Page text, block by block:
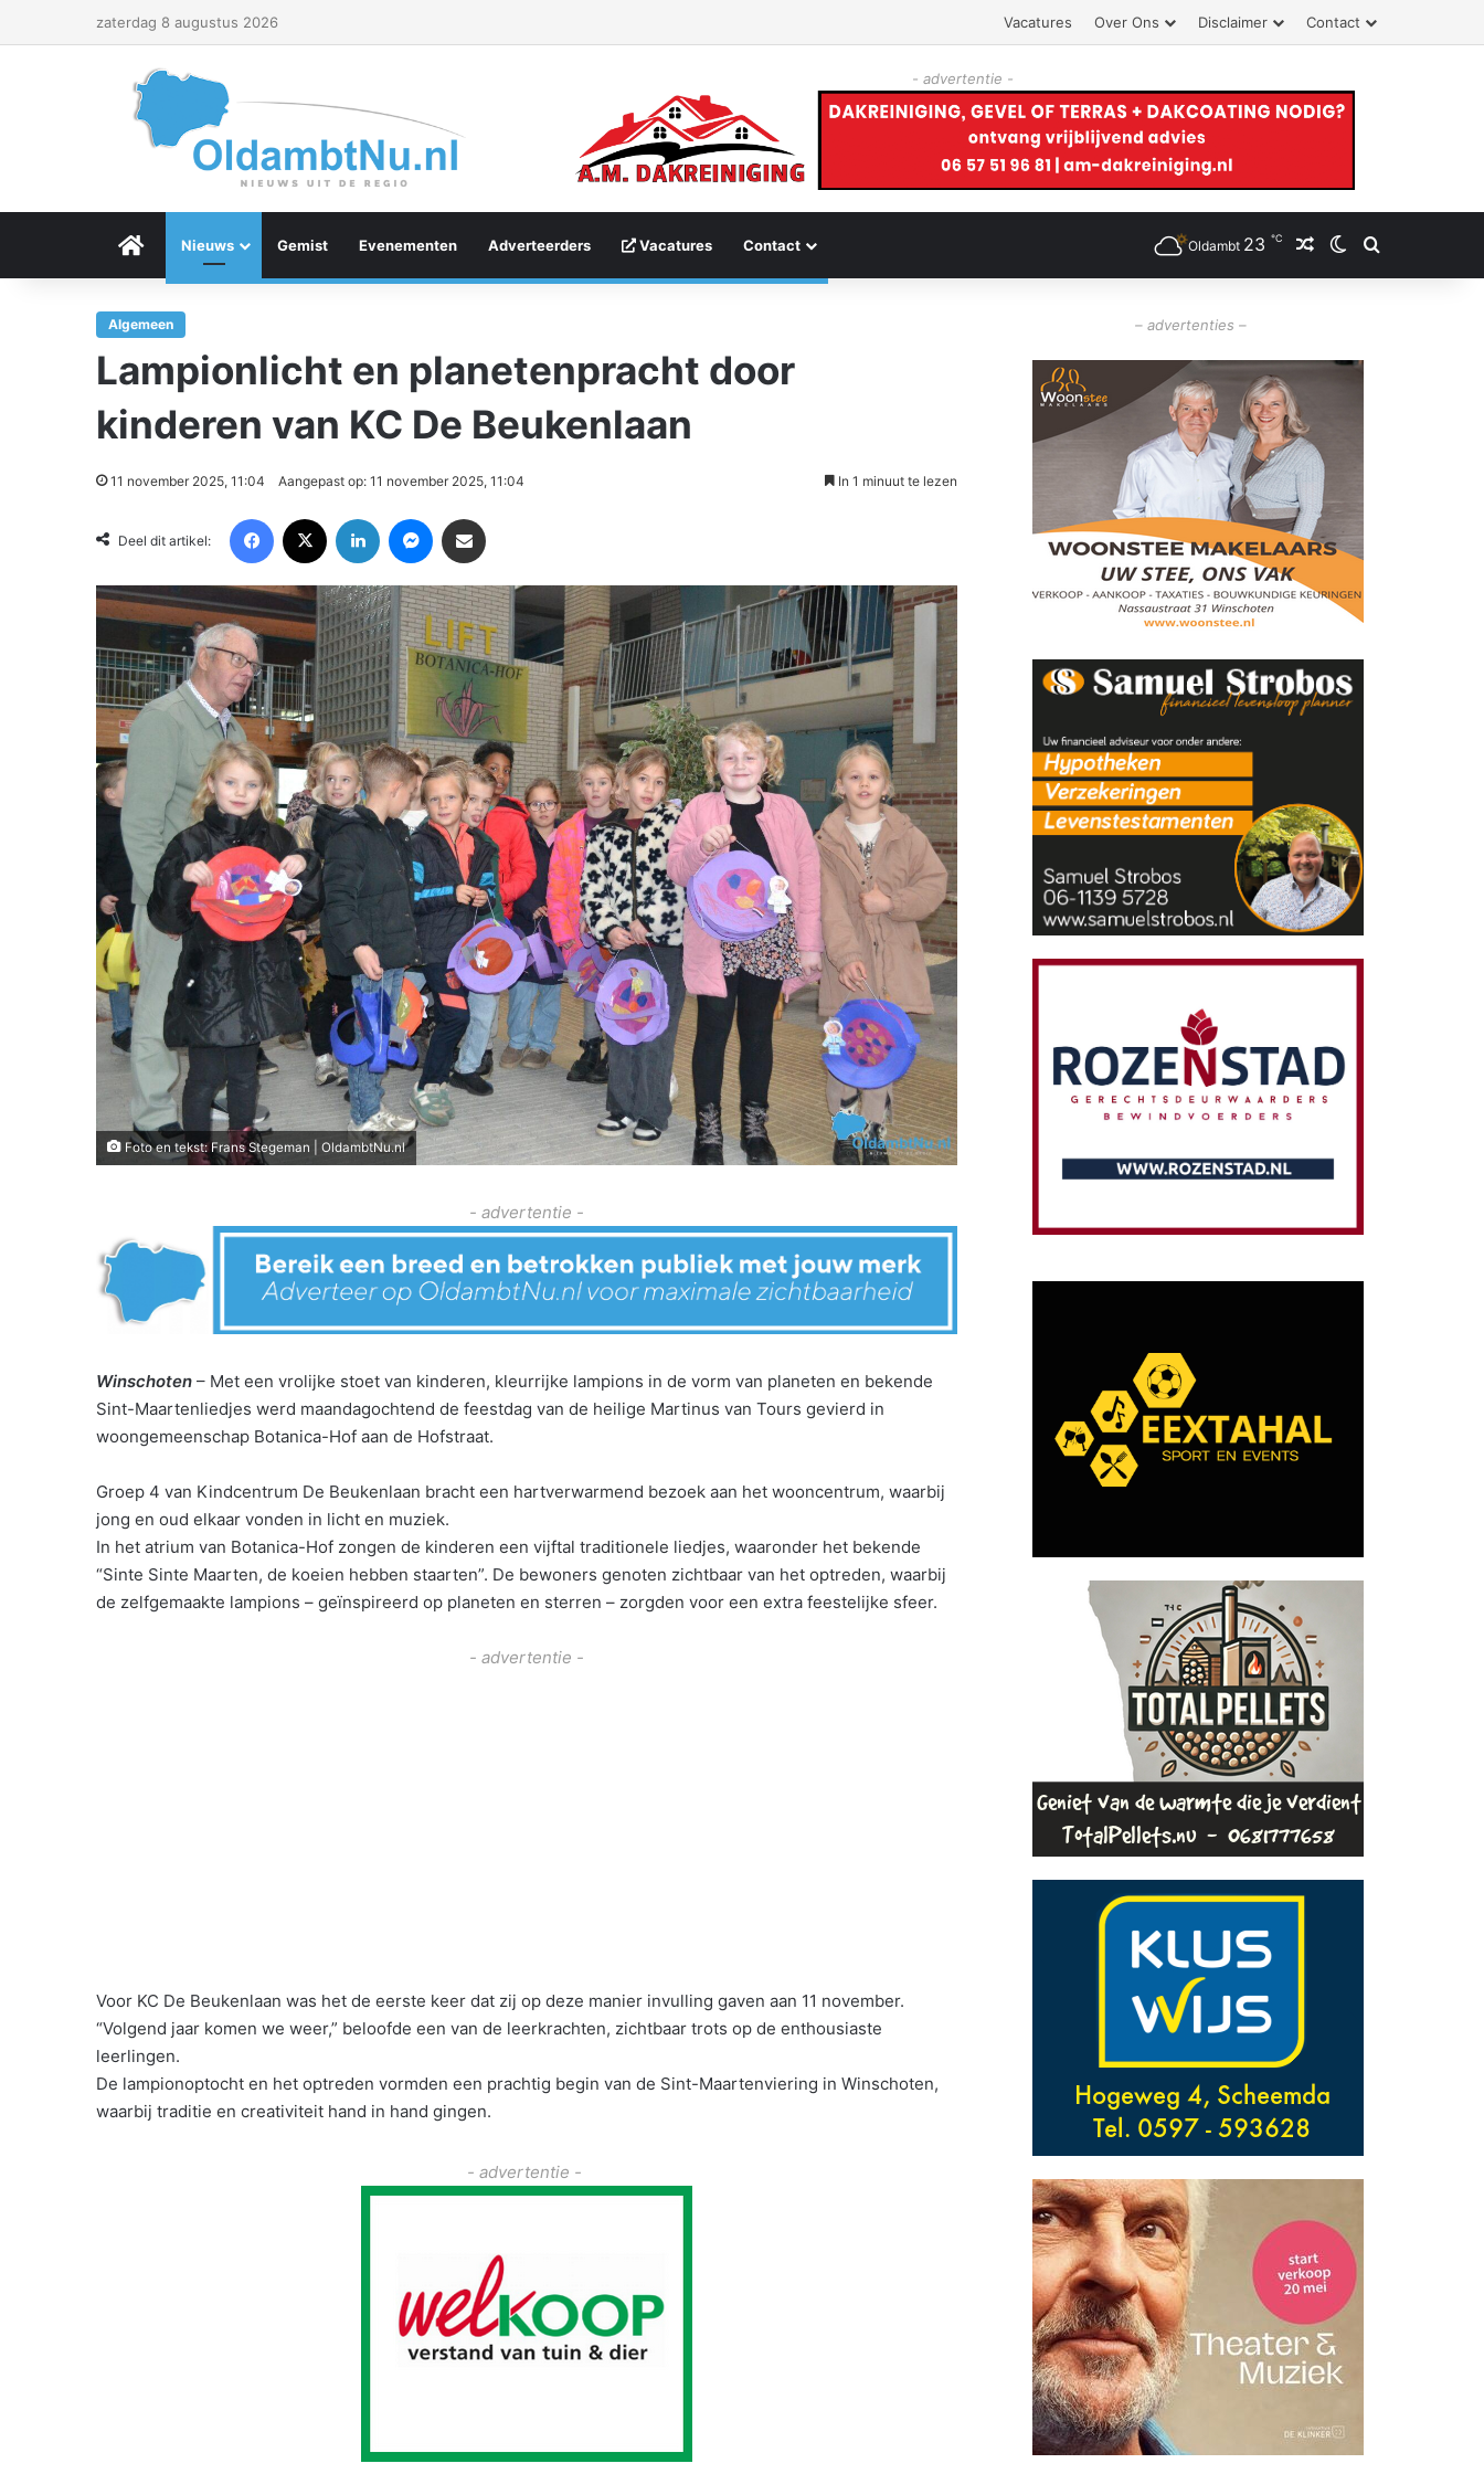
zaterdag 8 augustus 2026 Vacatures Over Ons Disclaimer Contact
- advertentie -
Menu Item
Nieuws Gemist Evenementen Adverteerders Vacatures Contact Oldambt 23 ℃ Willekeurig artikel
Switch skin
Zoeken
Algemeen
Lampionlicht en planetenpracht door
kinderen van KC De Beukenlaan
11 november 2025, 11:04 Aangepast op: 11 november 2025, 11:04 In 1 minuut te lezen
Deel dit artikel:
Foto en tekst: Frans Stegeman | OldambtNu.nl
- advertentie -
Winschoten – Met een vrolijke stoet van kinderen, kleurrijke lampions in de vorm van planeten en bekende
Sint-Maartenliedjes werd maandagochtend de feestdag van de heilige Martinus van Tours gevierd in
woongemeenschap Botanica-Hof aan de Hofstraat.
Groep 4 van Kindcentrum De Beukenlaan bracht een hartverwarmend bezoek aan het wooncentrum, waarbij
jong en oud elkaar vonden in licht en muziek.
In het atrium van Botanica-Hof zongen de kinderen een vijftal traditionele liedjes, waaronder het bekende
“Sinte Sinte Maarten, de koeien hebben staarten”. De bewoners genoten zichtbaar van het optreden, waarbij
de zelfgemaakte lampions – geïnspireerd op planeten en sterren – zorgden voor een extra feestelijke sfeer.
- advertentie -
Voor KC De Beukenlaan was het de eerste keer dat zij op deze manier invulling gaven aan 11 november.
“Volgend jaar komen we weer,” beloofde een van de leerkrachten, zichtbaar trots op de enthousiaste
leerlingen.
De lampionoptocht en het optreden vormden een prachtig begin van de Sint-Maartenviering in Winschoten,
waarbij traditie en creativiteit hand in hand gingen.
- advertentie -
– advertenties –